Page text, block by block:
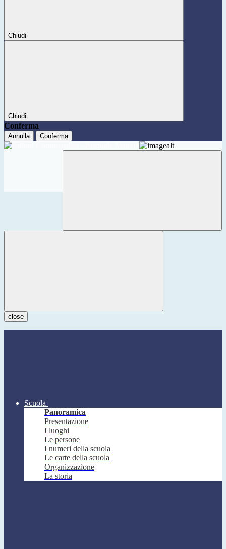
Chiudi
Chiudi
Conferma
Annulla Conferma
close
Scuola
Panoramica
Presentazione
I luoghi
Le persone
I numeri della scuola
Le carte della scuola
Organizzazione
La storia